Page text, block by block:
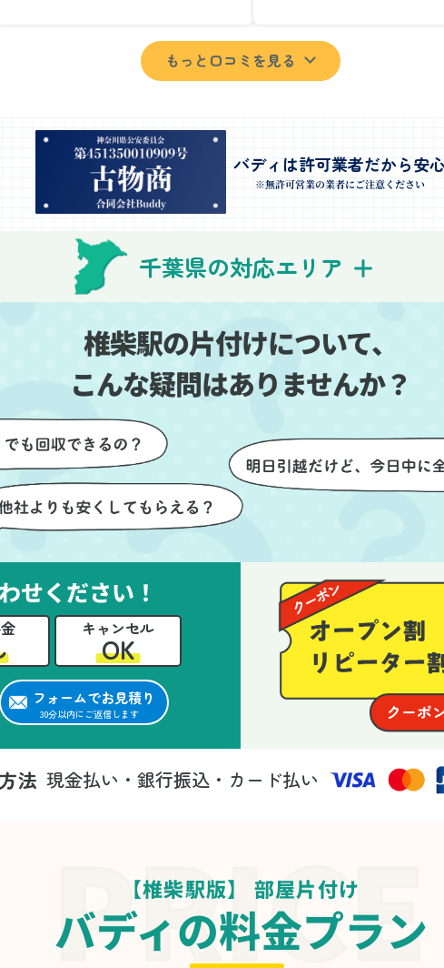
いものが多かったのですが、手
際よく対応していただき驚きま
ださり、作業の流れや注意点を
しっかり説明していただけたの
で、こちらも安心感を持って作
業を見守ることができました。
運び出しの際も、壁や床を傷つ
けないように細心の注意を払っ
ていただき、家全体がスムーズ
かったです。作業が終わった後
には、こちらからお願いしなく
ても部屋を簡単に清掃していた
だけたのも好印象でした。
さらに、分別の仕方やリサイク
ル可能なものについても教えて
いただき、今後の片付けにも役
立つ知識が増えました。また何
ービスをありがとうございまし
た。
じてくださり、次回も
いしたいと思いました
特に、自分では持ち運
業を終えることができ
事前に見積もりを取っ
できました。引っ越し
とができました。
もっと口コミを見る
バディは許可業者だから安
※無許可営業の業者にご注意ください
千葉県の対応エリア
椎柴駅の片付けについて、
こんな疑問はありませんか？
せください！
キャンセル
OK
フォームでお見積り
30分以内にご返信します
法 現金払い・銀行振込・カード払い
【椎柴駅版】 部屋片付け
バディの料金プラン